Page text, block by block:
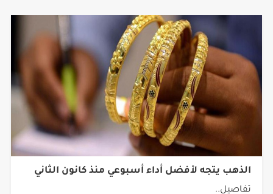
الذهب يتجه لأفضل أداء أسبوعي منذ كانون الثاني
تفاصيل..